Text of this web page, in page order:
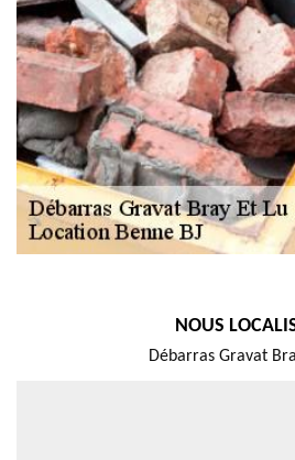
NOUS
Débarras Gravat